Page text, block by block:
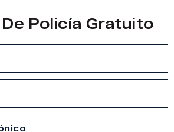
Policía Gratuito